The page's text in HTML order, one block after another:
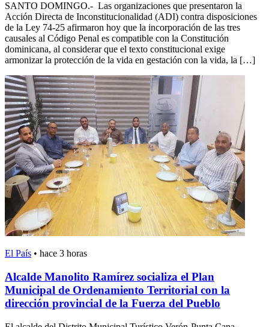
SANTO DOMINGO.- Las organizaciones que presentaron la
Acción Directa de Inconstitucionalidad (ADI) contra disposiciones
de la Ley 74-25 afirmaron hoy que la incorporación de las tres
causales al Código Penal es compatible con la Constitución
dominicana, al considerar que el texto constitucional exige
armonizar la protección de la vida en gestación con la vida, la […]
El País • hace 3 horas
Alcalde Manolito Ramírez socializa el Plan
Municipal de Ordenamiento Territorial con la
dirección provincial de la Fuerza del Pueblo